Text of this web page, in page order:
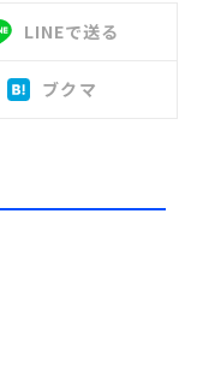
LINEで送る
ブクマ